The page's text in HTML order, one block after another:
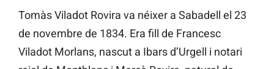
Tomàs Viladot Rovira va néixer a Sabadell el 23
de novembre de 1834. Era fill de Francesc
Viladot Morlans, nascut a Ibars d’Urgell i notari